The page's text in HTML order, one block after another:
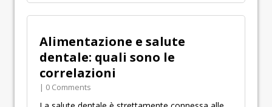
Alimentazione e salute
dentale: quali sono le
correlazioni
| 0 Comments